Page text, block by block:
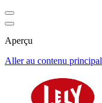
Aperçu
Aller au contenu principal